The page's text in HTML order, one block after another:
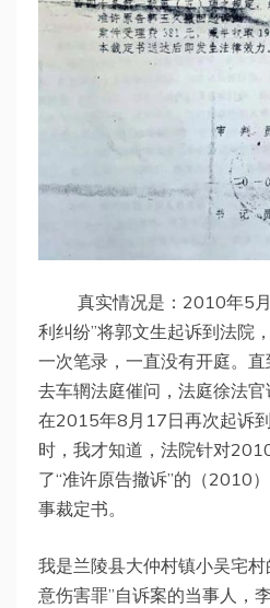
真实情况是：2010年5月
利纠纷”将郭文生起诉到法院
一次笔录，一直没有开庭。
去车辋法庭催问，法庭徐法
在2015年8月17日再次起诉
时，我才知道，法院针对
了“准许原告撤诉”的（2010
事裁定书。
我是兰陵县大仲村镇小吴宅
意伤害罪”自诉案的当事人，